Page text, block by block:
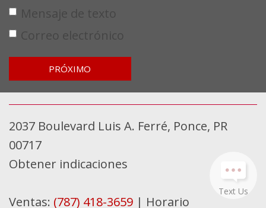
Text Us
Mensaje de texto
Correo electrónico
PRÓXIMO
2037 Boulevard Luis A. Ferré, Ponce, PR
00717
Obtener indicaciones
Ventas: (787) 418-3659 | Horario